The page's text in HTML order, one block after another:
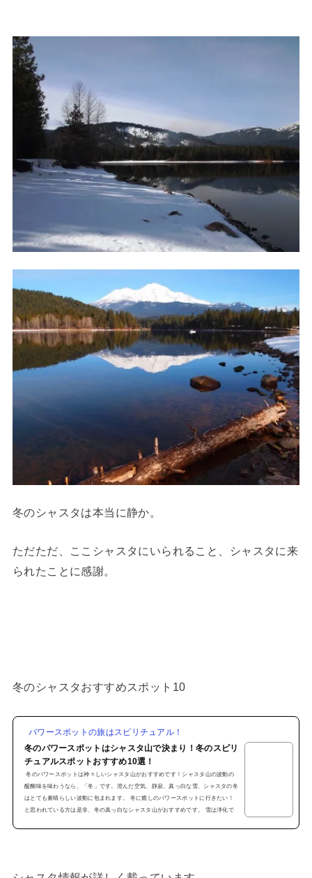
冬のシャスタは本当に静か。
ただただ、ここシャスタにいられること、シャスタに来
られたことに感謝。
冬のシャスタおすすめスポット10
パワースポットの旅はスピリチュアル！
冬のパワースポットはシャスタ山で決まり！冬のスピリ
チュアルスポットおすすめ10選！
冬のパワースポットは神々しいシャスタ山がおすすめです！シャスタ山の波動の
醍醐味を味わうなら、「冬」です。澄んだ空気、静寂、真っ白な雪、シャスタの冬
はとても素晴らしい波動に包まれます。 冬に癒しのパワースポットに行きたい！
と思われている方は是非、冬の真っ白なシャスタ山がおすすめです。 雪は浄化で